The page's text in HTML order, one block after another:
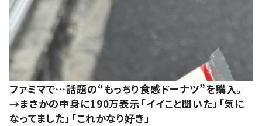
ファミマで…話題の“もっちり食感ドーナツ”を購入。
→まさかの中身に190万表示「イイこと聞いた」「気に
なってました」「これかなり好き」